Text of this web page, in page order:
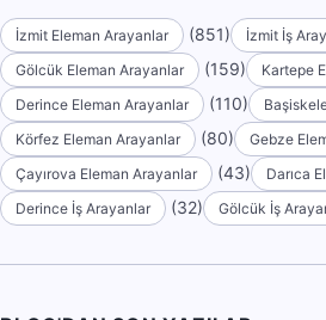
İzmit Eleman Arayanlar (851) İzmit İş
Gölcük Eleman Arayanlar (159) Kartepe
Derince Eleman Arayanlar (110)
Körfez Eleman Arayanlar (80) Gebze
Çayırova Eleman Arayanlar (43) Darıca
Derince İş Arayanlar (32) Gölcük İş